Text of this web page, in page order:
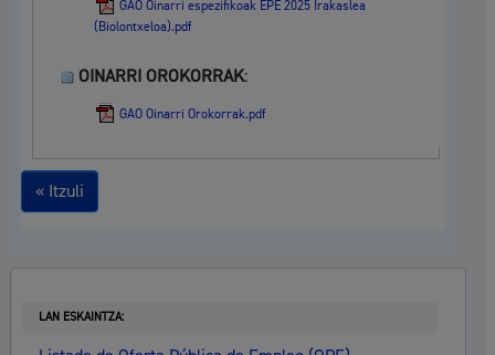
GAO Oinarri espezifikoak EPE 2025 Irakaslea
(Biolontxeloa).pdf
OINARRI OROKORRAK:
GAO Oinarri Orokorrak.pdf
« Itzuli
LAN ESKAINTZA: